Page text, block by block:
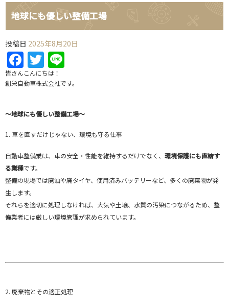
地球にも優しい整備工場
投稿日 2025年8月20日
Facebook
Twitter
皆さんこんにちは！
創栄自動車株式会社です。
～地球にも優しい整備工場～
1. 車を直すだけじゃない、環境も守る仕事
自動車整備業は、車の安全・性能を維持するだけでなく、 環境保護にも直結す
る業種です。
整備の現場では廃油や廃タイヤ、使用済みバッテリーなど、多くの廃棄物が発
生します。
それらを適切に処理しなければ、大気や土壌、水質の汚染につながるため、整
備業者には厳しい環境管理が求められています。
2. 廃棄物とその適正処理